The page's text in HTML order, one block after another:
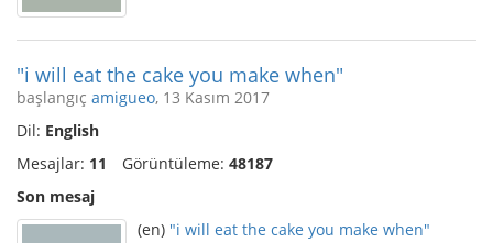
"i will eat the cake you make when"
başlangıç amigueo, 13 Kasım 2017
Dil: English
Mesajlar: 11 Görüntüleme: 48187
Son mesaj
(en) "i will eat the cake you make when"